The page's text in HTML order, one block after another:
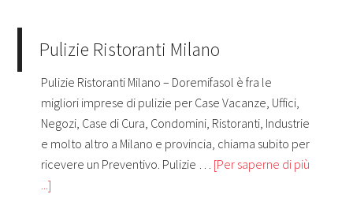
Pulizie Ristoranti Milano
Pulizie Ristoranti Milano – Doremifasol è fra le
migliori imprese di pulizie per Case Vacanze, Uffici,
Negozi, Case di Cura, Condomini, Ristoranti, Industrie
e molto altro a Milano e provincia, chiama subito per
ricevere un Preventivo. Pulizie … [Per saperne di più
...]